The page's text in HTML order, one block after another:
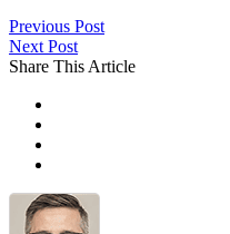
Previous Post
Next Post
Share This Article